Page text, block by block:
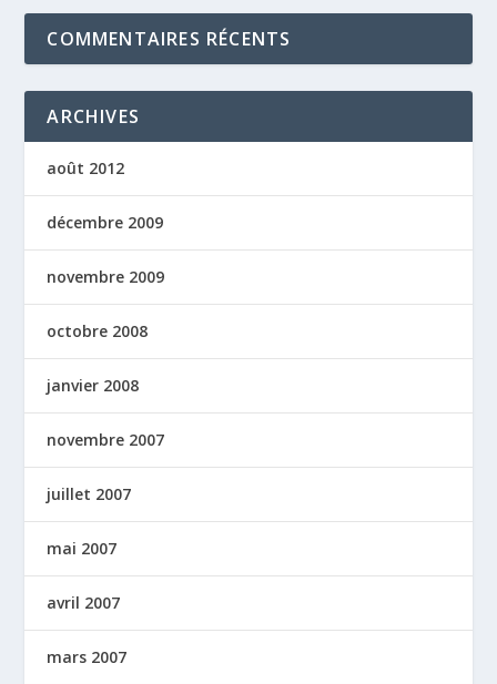
COMMENTAIRES RÉCENTS
ARCHIVES
août 2012
décembre 2009
novembre 2009
octobre 2008
janvier 2008
novembre 2007
juillet 2007
mai 2007
avril 2007
mars 2007